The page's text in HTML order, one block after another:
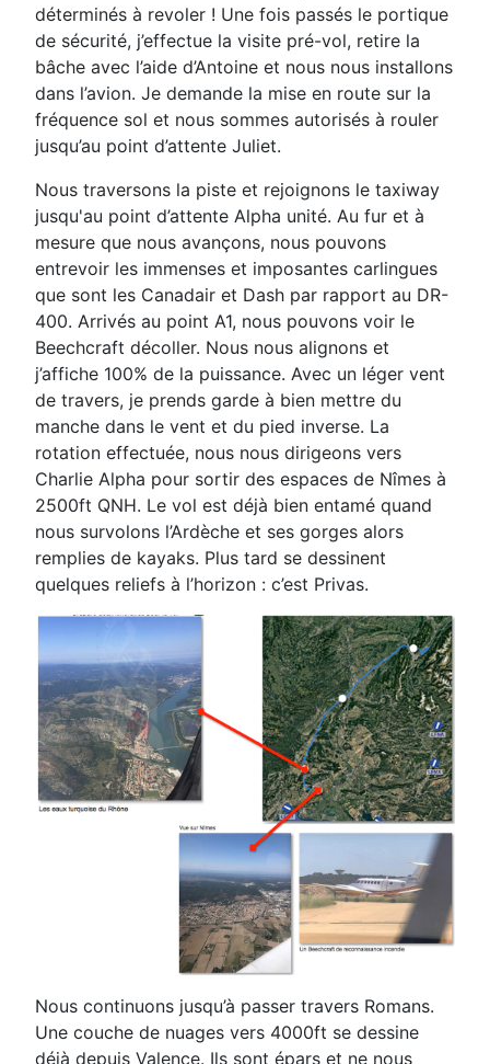
déterminés à revoler ! Une fois passés le portique
de sécurité, j’effectue la visite pré-vol, retire la
bâche avec l’aide d’Antoine et nous nous installons
dans l’avion. Je demande la mise en route sur la
fréquence sol et nous sommes autorisés à rouler
jusqu’au point d’attente Juliet.
Nous traversons la piste et rejoignons le taxiway
jusqu'au point d’attente Alpha unité. Au fur et à
mesure que nous avançons, nous pouvons
entrevoir les immenses et imposantes carlingues
que sont les Canadair et Dash par rapport au DR-
400. Arrivés au point A1, nous pouvons voir le
Beechcraft décoller. Nous nous alignons et
j’affiche 100% de la puissance. Avec un léger vent
de travers, je prends garde à bien mettre du
manche dans le vent et du pied inverse. La
rotation effectuée, nous nous dirigeons vers
Charlie Alpha pour sortir des espaces de Nîmes à
2500ft QNH. Le vol est déjà bien entamé quand
nous survolons l’Ardèche et ses gorges alors
remplies de kayaks. Plus tard se dessinent
quelques reliefs à l’horizon : c’est Privas.
Nous continuons jusqu’à passer travers Romans.
Une couche de nuages vers 4000ft se dessine
déjà depuis Valence. Ils sont épars et ne nous